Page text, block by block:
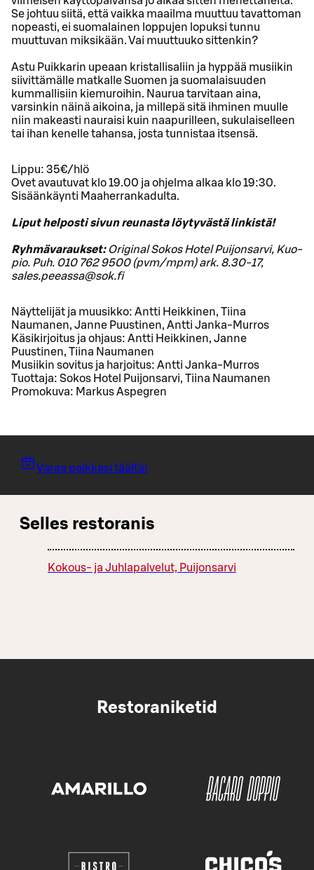
Se johtuu siitä, että vaikka maailma muuttuu tavattoman
nopeasti, ei suomalainen loppujen lopuksi tunnu
muuttuvan miksikään. Vai muuttuuko sittenkin?
Astu Puikkarin upeaan kristallisaliin ja hyppää musiikin
siivittämälle matkalle Suomen ja suomalaisuuden
kummallisiin kiemuroihin. Naurua tarvitaan aina,
varsinkin näinä aikoina, ja millepä sitä ihminen muulle
niin makeasti nauraisi kuin naapurilleen, sukulaiselleen
tai ihan kenelle tahansa, josta tunnistaa itsensä.
Lippu: 35€/hlö
Ovet avautuvat klo 19.00 ja ohjelma alkaa klo 19:30.
Sisäänkäynti Maaherrankadulta.
Liput helposti sivun reunasta löytyvästä linkistä!
Ryhmävaraukset:Ori­gi­nal Sokos Hotel Pui­jon­sar­vi, Kuo­
pio. Puh. 010 762 9500 (pvm/mpm) ark. 8.30-17,
sales.peeassa@sok.fi
Näyttelijät ja muusikko: Antti Heikkinen, Tiina
Naumanen, Janne Puustinen, Antti Janka-Murros
Käsikirjoitus ja ohjaus: Antti Heikkinen, Janne
Puustinen, Tiina Naumanen
Musiikin sovitus ja harjoitus: Antti Janka-Murros
Tuottaja: Sokos Hotel Puijonsarvi, Tiina Naumanen
Promokuva: Markus Aspegren
Varaa paikkasi täältä!
Selles restoranis
Kokous- ja Juhlapalvelut, Puijonsarvi
Restoraniketid